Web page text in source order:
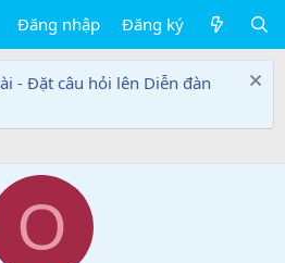
Đăng nhập Đăng ký
- Đặt câu hỏi lên Diễn đàn
O